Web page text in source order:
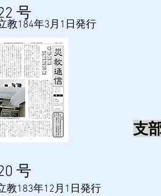
号
教184年3月1日発行
号
教183年12月1日発行
支